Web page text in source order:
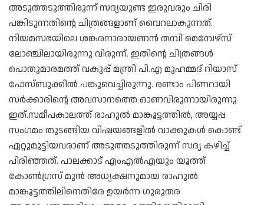
അടുത്തടുത്തിരുന്ന് സദ്യയുണ്ട ഇരുവരും ചിരി
പങ്കിടുന്നതിന്റെ ചിത്രങ്ങളാണ് വൈറലാകുന്നത്.
നിയമസഭയിലെ ശങ്കരനാരായണന്‍ തമ്പി മെമ്പേഴ്സ്
ലോഞ്ചിലായിരുന്നു വിരുന്ന്. ഇതിന്റെ ചിത്രങ്ങള്‍
പൊതുമാരമത്ത് വകുപ്പ് മന്ത്രി പി.എ മുഹമ്മദ് റിയാസ്
ഫേസ്ബുക്കില്‍ പങ്കുവെച്ചിരുന്നു. രണ്ടാം പിണറായി
സര്‍ക്കാരിന്റെ അവസാനത്തെ ഓണവിരുന്നായിരുന്നു
ഇത്.സമീപകാലത്ത് രാഹുല്‍ മാങ്കൂട്ടത്തില്‍, അയ്യപ്പ
സംഗമം തുടങ്ങിയ വിഷയങ്ങളില്‍ വാക്കുകള്‍ കൊണ്ട്
ഏറ്റുമുട്ടിയവരാണ് അടുത്തടുത്തിരുന്ന് സദ്യ കഴിച്ച്
പിരിഞ്ഞത്‌. പാലക്കാട്‌ എംഎല്‍എയും യൂത്ത്
കോണ്‍ഗ്രസ് മുന്‍ അധ്യക്ഷനുമായ രാഹുല്‍
മാങ്കൂട്ടത്തിലിനെതിരേ ഉയര്‍ന്ന ഗുരുതര